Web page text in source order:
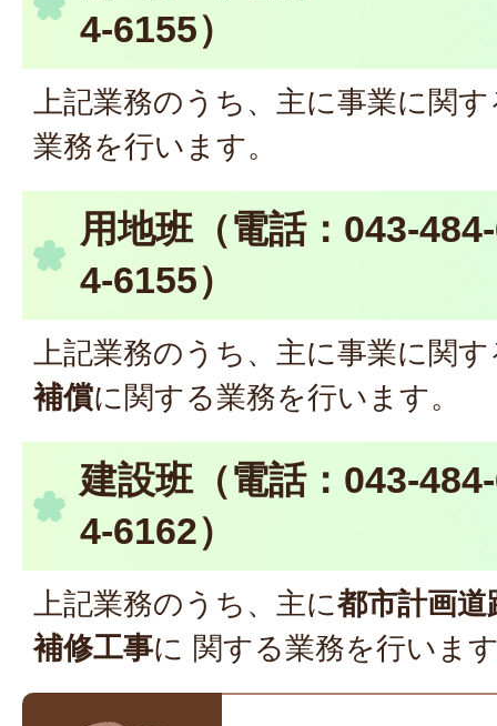
4-6155）
上記業務のうち、主に事業に関
業務を行います。
用地班（電話：043-
4-6155）
上記業務のうち、主に事業に関
補償に関する業務を行います。
建設班（電話：043-
4-6162）
上記業務のうち、主に都市計画
補修工事に 関する業務を行いま